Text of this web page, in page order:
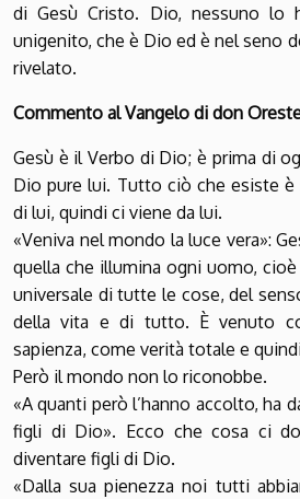
di Gesù Cristo. Dio, nessuno lo
unigenito, che è Dio ed è nel seno
rivelato.
Commento al Vangelo di don
Gesù è il Verbo di Dio; è prima di
Dio pure lui. Tutto ciò che esiste
di lui, quindi ci viene da lui.
«Veniva nel mondo la luce vera»:
quella che illumina ogni uomo,
universale di tutte le cose, del
della vita e di tutto. È venuto
sapienza, come verità totale e
Però il mondo non lo riconobbe.
«A quanti però l’hanno accolto, ha
figli di Dio». Ecco che cosa ci
diventare figli di Dio.
«Dalla sua pienezza noi tutti